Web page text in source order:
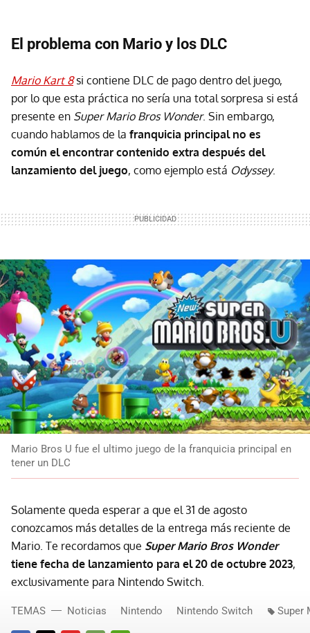
El problema con Mario y los DLC
Mario Kart 8si contiene DLC de pago dentro del juego,
por lo que esta práctica no sería una total sorpresa si está
presente en Super Mario Bros Wonder. Sin embargo,
cuando hablamos de la franquicia principal no es
común el encontrar contenido extra después del
lanzamiento del juego, como ejemplo está Odyssey.
Mario Bros U fue el ultimo juego de la franquicia principal en
tener un DLC
Solamente queda esperar a que el 31 de agosto
conozcamos más detalles de la entrega más reciente de
Mario. Te recordamos que Super Mario Bros Wonder
tiene fecha de lanzamiento para el 20 de octubre 2023,
exclusivamente para Nintendo Switch.
TEMAS Noticias Nintendo Nintendo Switch Super